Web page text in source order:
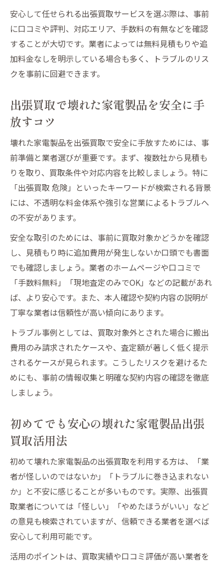
信頼できる出張買取業者を選ぶための基準
解説
壊れた家電製品の出張買取で失敗しない選
び方
出張買取を安心して任せられる理由と業者
トラブル回避に役立つ家電買取知識
壊れた家電製品出張買取で起きやすいトラ
ブル例
トラブルを避ける壊れた家電製品出張買取
の注意点
安心して任せるための家電出張買取トラブ
ル対策
壊れた家電製品出張買取時のリスクと回避
法
出張買取で起きるトラブルと正しい対応方
法
出張買取利用時のリスクと安全対策
壊れた家電製品出張買取の主なリスクと対
策
安全な壊れた家電製品出張買取利用のポイ
ント
出張買取でトラブルを回避するための注意
事項
壊れた家電製品出張買取のリスク管理方法
安心して任せるための出張買取安全対策
納得の取引を叶える壊れた家電の出張買取法
壊れた家電製品出張買取で納得取引を実現
するコツ
満足度の高い壊れた家電製品出張買取方法
とは
納得できる壊れた家電製品出張買取の進め
方
ント
安心して任せられる出張買取サービスを選ぶ際は、事前
に口コミや評判、対応エリア、手数料の有無などを確認
することが大切です。業者によっては無料見積もりや追
加料金なしを明示している場合も多く、トラブルのリス
クを事前に回避できます。
出張買取で壊れた家電製品を安全に手
放すコツ
壊れた家電製品を出張買取で安全に手放すためには、事
前準備と業者選びが重要です。まず、複数社から見積も
りを取り、買取条件や対応内容を比較しましょう。特に
「出張買取 危険」といったキーワードが検索される背景
には、不透明な料金体系や強引な営業によるトラブルへ
の不安があります。
安全な取引のためには、事前に買取対象かどうかを確認
し、見積もり時に追加費用が発生しないか口頭でも書面
でも確認しましょう。業者のホームページや口コミで
「手数料無料」「現地査定のみでOK」などの記載があれ
ば、より安心です。また、本人確認や契約内容の説明が
丁寧な業者は信頼性が高い傾向にあります。
トラブル事例としては、買取対象外とされた場合に搬出
費用のみ請求されたケースや、査定額が著しく低く提示
されるケースが見られます。こうしたリスクを避けるた
めにも、事前の情報収集と明確な契約内容の確認を徹底
しましょう。
初めてでも安心の壊れた家電製品出張
買取活用法
初めて壊れた家電製品の出張買取を利用する方は、「業
者が怪しいのではないか」「トラブルに巻き込まれない
か」と不安に感じることが多いものです。実際、出張買
取業者については「怪しい」「やめたほうがいい」など
の意見も検索されていますが、信頼できる業者を選べば
安心して利用可能です。
活用のポイントは、買取実績や口コミ評価が高い業者を